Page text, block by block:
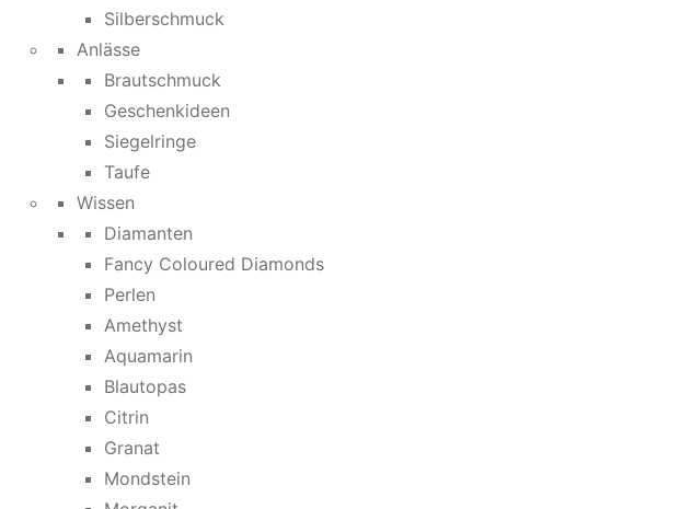
Silberschmuck
Anlässe
Brautschmuck
Geschenkideen
Siegelringe
Taufe
Wissen
Diamanten
Fancy Coloured Diamonds
Perlen
Amethyst
Aquamarin
Blautopas
Citrin
Granat
Mondstein